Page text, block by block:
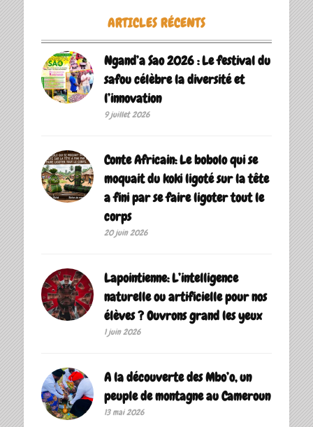
ARTICLES RÉCENTS
Ngand’a Sao 2026 : Le festival du
safou célèbre la diversité et
l’innovation
9 juillet 2026
Conte Africain: Le bobolo qui se
moquait du koki ligoté sur la tête
a fini par se faire ligoter tout le
corps
20 juin 2026
Lapointienne: L’intelligence
naturelle ou artificielle pour nos
élèves ? Ouvrons grand les yeux
1 juin 2026
A la découverte des Mbo’o, un
peuple de montagne au Cameroun
13 mai 2026